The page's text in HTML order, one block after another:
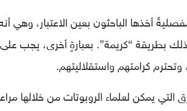
أخذها الباحثون بعين الاعتبار، وهي
بطريقة “كريمة”. بعبارةٍ أخرى، يجب
كرامتهم واستقلاليتهم.
التي يمكن لعلماء الروبوتات من خلالها